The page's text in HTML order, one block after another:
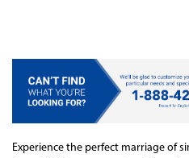
Experience the perfect marriage of